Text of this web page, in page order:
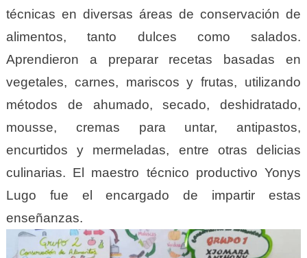
técnicas en diversas áreas de conservación de
alimentos, tanto dulces como salados.
Aprendieron a preparar recetas basadas en
vegetales, carnes, mariscos y frutas, utilizando
métodos de ahumado, secado, deshidratado,
mousse, cremas para untar, antipastos,
encurtidos y mermeladas, entre otras delicias
culinarias. El maestro técnico productivo Yonys
Lugo fue el encargado de impartir estas
enseñanzas.